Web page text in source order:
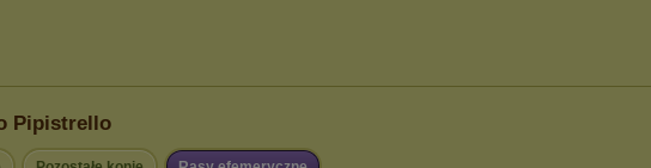
Pipistrello